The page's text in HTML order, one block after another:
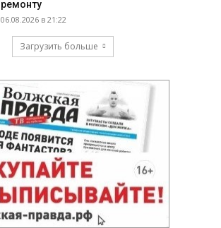
ремонту
06.08.2026 в 21:22
Загрузить больше